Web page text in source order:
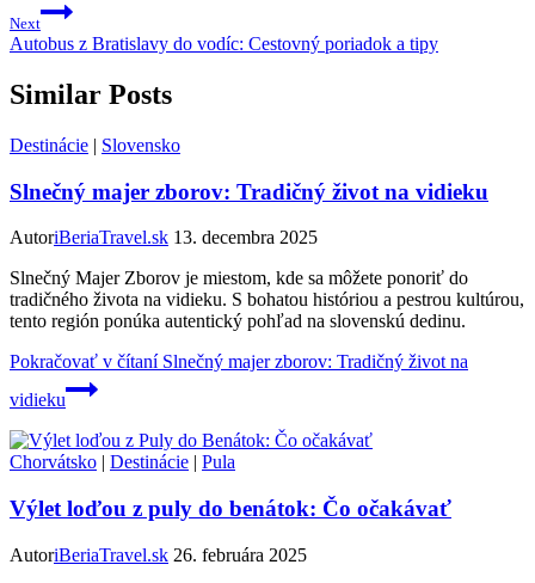
Next
Autobus z Bratislavy do vodíc: Cestovný poriadok a tipy
Similar Posts
Destinácie | Slovensko
Slnečný majer zborov: Tradičný život na vidieku
AutoriBeriaTravel.sk 13. decembra 2025
Slnečný Majer Zborov je miestom, kde sa môžete ponoriť do
tradičného života na vidieku. S bohatou históriou a pestrou kultúrou,
tento región ponúka autentický pohľad na slovenskú dedinu.
Pokračovať v čítaníSlnečný majer zborov: Tradičný život na
vidieku
Chorvátsko | Destinácie | Pula
Výlet loďou z puly do benátok: Čo očakávať
AutoriBeriaTravel.sk 26. februára 2025